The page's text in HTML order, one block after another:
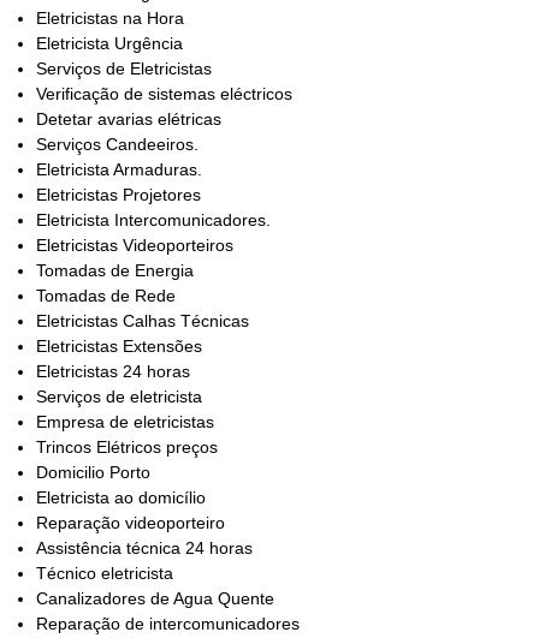
Eletricistas na Hora
Eletricista Urgência
Serviços de Eletricistas
Verificação de sistemas eléctricos
Detetar avarias elétricas
Serviços Candeeiros.
Eletricista Armaduras.
Eletricistas Projetores
Eletricista Intercomunicadores.
Eletricistas Videoporteiros
Tomadas de Energia
Tomadas de Rede
Eletricistas Calhas Técnicas
Eletricistas Extensões
Eletricistas 24 horas
Serviços de eletricista
Empresa de eletricistas
Trincos Elétricos preços
Domicilio Porto
Eletricista ao domicílio
Reparação videoporteiro
Assistência técnica 24 horas
Técnico eletricista
Canalizadores de Agua Quente
Reparação de intercomunicadores